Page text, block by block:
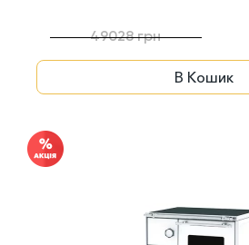
49028 грн
В Кошик